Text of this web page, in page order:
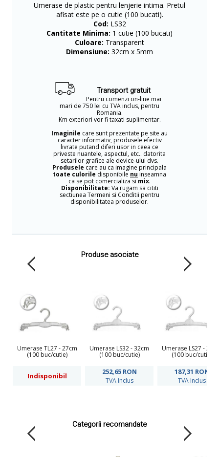
Umerase de plastic pentru lenjerie intima. Pretul
afisat este pe o cutie (100 bucati).
Cod: LS32
Cantitate Minima: 1 cutie (100 bucati)
Culoare: Transparent
Dimensiune: 32cm x 5mm
Transport gratuit
Pentru comenzi on-line mai
mari de 750 lei cu TVA inclus, pentru
Romania.
Km exteriori vor fi taxati suplimentar.
Imaginile care sunt prezentate pe site au
caracter informativ, produsele efectiv
livrate putand diferi usor in ceea ce
priveste nuantele, aspectul, etc.. datorita
setarilor grafice ale device-ului dvs.
Produsele care au ca imagine principala
toate culorile disponibile nu inseamna
ca se pot comercializa si mix.
Disponibilitate: Va rugam sa cititi
sectiunea Termeni si Conditii pentru
disponibilitatea produselor.
Produse asociate
Umerase TL27 - 27cm
(100 buc/cutie)
Indisponibil
Umerase LS32 - 32cm
(100 buc/cutie)
252,65 RON
TVA Inclus
Umerase LS27 -
(100 buc/cutie)
187,31 RON
TVA Inclus
Categorii recomandate